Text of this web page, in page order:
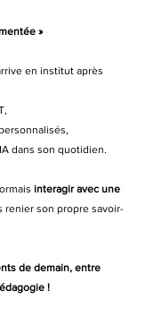
»
en institut après
dans son quotidien.
interagir avec une
renier son propre savoir-
de demain, entre
!